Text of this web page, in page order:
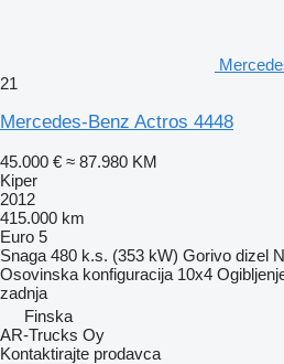
21
Mercedes-Benz Actros 4448
45.000 € ≈ 87.980 KM
Kiper
2012
415.000 km
Euro 5
Snaga 480 k.s. (353 kW) Gorivo dizel
Osovinska konfiguracija 10x4
zadnja
Finska
AR-Trucks Oy
Kontaktirajte prodavca